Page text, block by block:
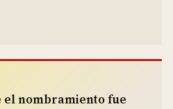
el nombramiento fue